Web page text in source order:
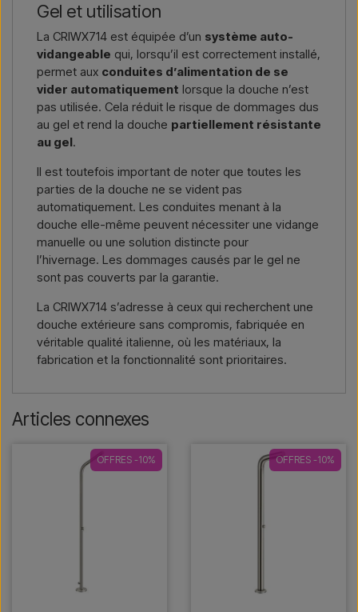
Gel et utilisation
La CRIWX714 est équipée d’un système auto-
vidangeable qui, lorsqu’il est correctement installé,
permet aux conduites d’alimentation de se
vider automatiquement lorsque la douche n’est
pas utilisée. Cela réduit le risque de dommages dus
au gel et rend la douche partiellement résistante
au gel.
Il est toutefois important de noter que toutes les
parties de la douche ne se vident pas
automatiquement. Les conduites menant à la
douche elle-même peuvent nécessiter une vidange
manuelle ou une solution distincte pour
l’hivernage. Les dommages causés par le gel ne
sont pas couverts par la garantie.
La CRIWX714 s’adresse à ceux qui recherchent une
douche extérieure sans compromis, fabriquée en
véritable qualité italienne, où les matériaux, la
fabrication et la fonctionnalité sont prioritaires.
Articles connexes
OFFRES -10% OFFRES -10%